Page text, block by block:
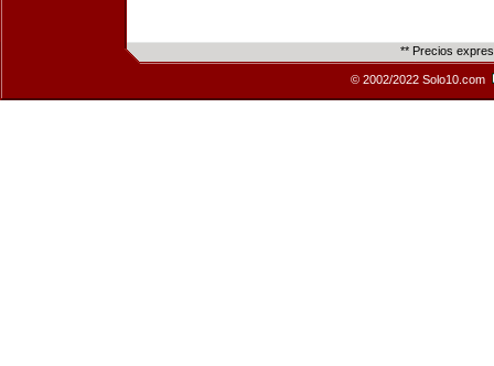
** Precios
© 2002/2022 Solo10.com